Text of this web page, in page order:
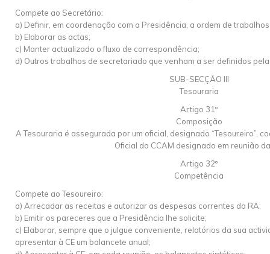
Compete ao Secretário:
a) Definir, em coordenação com a Presidência, a ordem de
b) Elaborar as actas;
c) Manter actualizado o fluxo de correspondência;
d) Outros trabalhos de secretariado que venham a ser definidos
SUB-SECÇÃO III
Tesouraria
Artigo 31º
Composição
A Tesouraria é assegurada por um oficial, designado “Tesoureiro”,
Oficial do CCAM designado em reunião da
Artigo 32º
Competência
Compete ao Tesoureiro:
a) Arrecadar as receitas e autorizar as despesas correntes da RA;
b) Emitir os pareceres que a Presidência lhe solicite;
c) Elaborar, sempre que o julgue conveniente, relatórios da sua
apresentar à CE um balancete anual;